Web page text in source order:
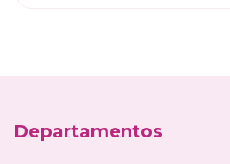
Departamentos